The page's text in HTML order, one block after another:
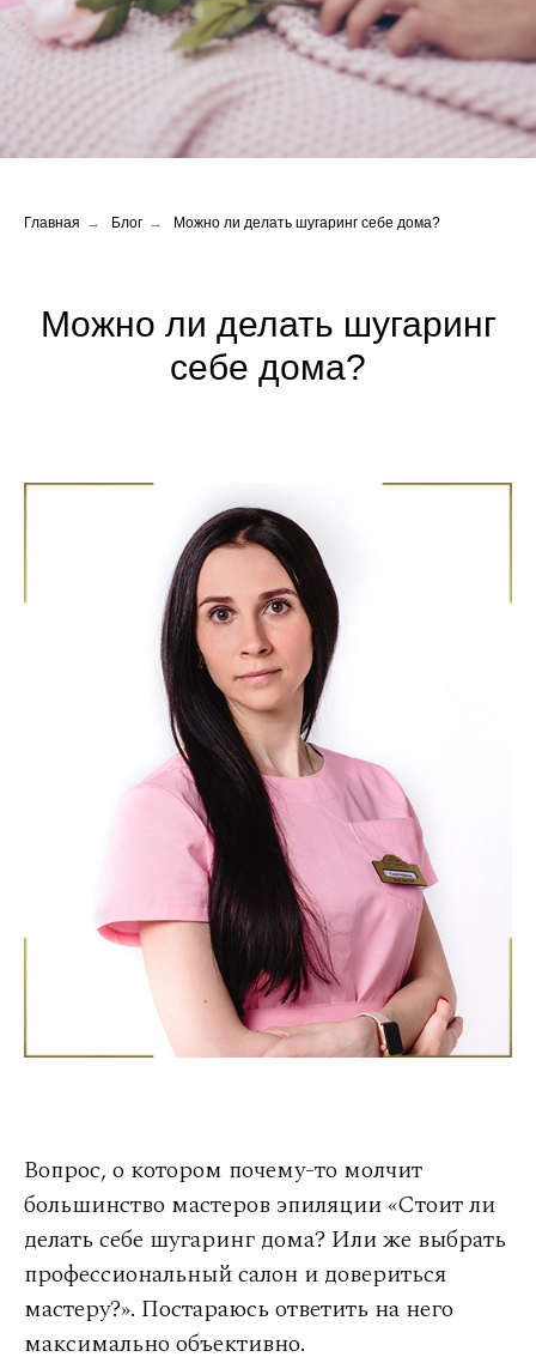
Главная → Блог → Можно ли делать шугаринг себе дома?
Можно ли делать шугаринг
себе дома?
Вопрос, о котором почему-то молчит
большинство мастеров эпиляции «Стоит ли
делать себе шугаринг дома? Или же выбрать
профессиональный салон и довериться
мастеру?». Постараюсь ответить на него
максимально объективно.